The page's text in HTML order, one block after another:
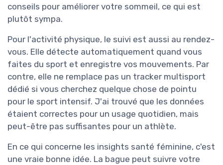
conseils pour améliorer votre sommeil, ce qui est
plutôt sympa.
Pour l'activité physique, le suivi est aussi au rendez-
vous. Elle détecte automatiquement quand vous
faites du sport et enregistre vos mouvements. Par
contre, elle ne remplace pas un tracker multisport
dédié si vous cherchez quelque chose de pointu
pour le sport intensif. J'ai trouvé que les données
étaient correctes pour un usage quotidien, mais
peut-être pas suffisantes pour un athlète.
En ce qui concerne les insights santé féminine, c'est
une vraie bonne idée. La bague peut suivre votre